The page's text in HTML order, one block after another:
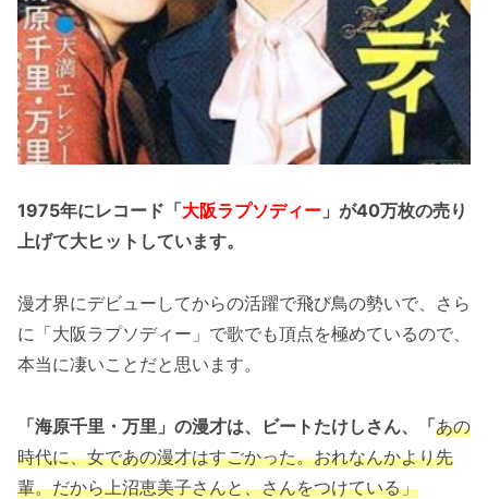
1975年にレコード「大阪ラプソディー 」が40万枚の売り
上げて大ヒットしています。
漫才界にデビューしてからの活躍で飛び鳥の勢いで、さら
に「大阪ラプソディー」で歌でも頂点を極めているので、
本当に凄いことだと思います。
「海原千里・万里」の漫才は、ビートたけしさん、「あの
時代に、女であの漫才はすごかった。おれなんかより先
輩。だから上沼恵美子さんと、さんをつけている」